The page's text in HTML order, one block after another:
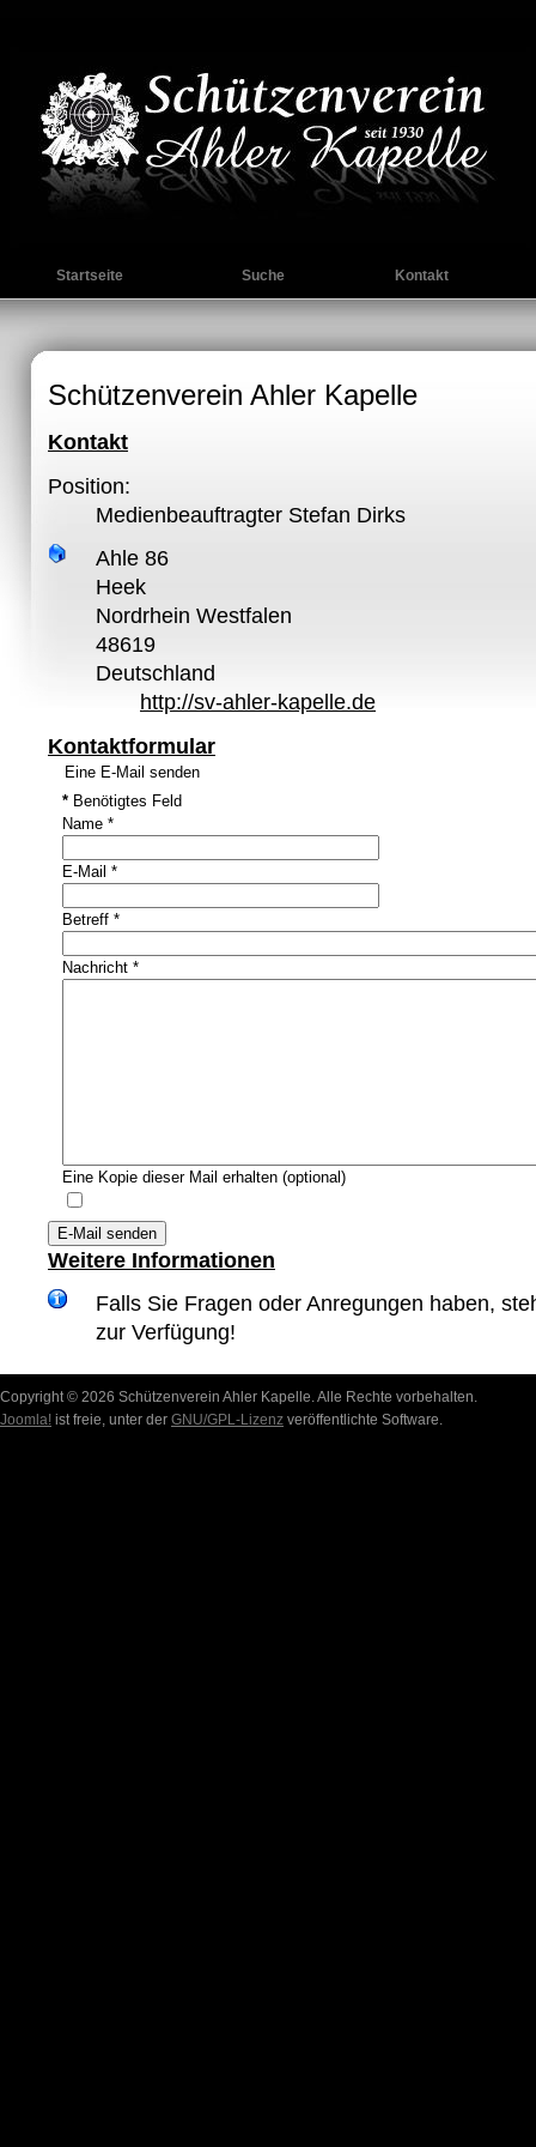
Startseite Suche Kontakt
Schützenverein Ahler Kapelle
Kontakt
Position:
Medienbeauftragter Stefan Dirks
Ahle 86
Heek
Nordrhein Westfalen
48619
Deutschland
http://sv-ahler-kapelle.de
Kontaktformular
Eine E-Mail senden
*Benötigtes Feld
Name*
E-Mail *
Betreff*
Nachricht*
Eine Kopie dieser Mail erhalten (optional)
E-Mail senden
Weitere Informationen
Falls Sie Fragen oder Anregungen haben,
zur Verfügung!
Copyright © 2026 Schützenverein Ahler Kapelle. Alle Rechte vorbehalten.
Joomla! ist freie, unter der GNU/GPL-Lizenz veröffentlichte Software.